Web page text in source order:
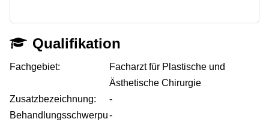
Qualifikation
Fachgebiet:
Facharzt für Plastische und
Ästhetische Chirurgie
Zusatzbezeichnung:
-
Behandlungsschwerpu-